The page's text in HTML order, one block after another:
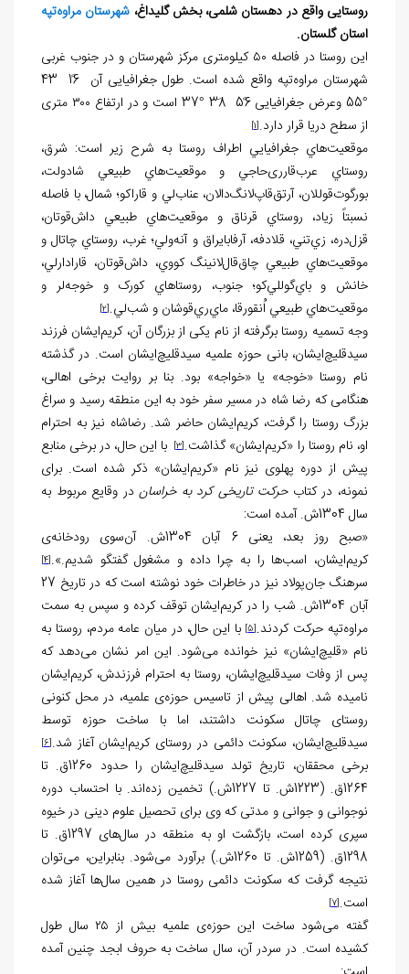
روستایی واقع در دهستان شلمی، بخش گلیداغ، شهرستان مراوه‌تپه
استان گلستان.
این روستا در فاصله ۵۰ کیلومتری مرکز شهرستان و در جنوب غربی
شهرستان مراوه‌تپه واقع شده است. طول جغرافیایی آن 16ً 43َ
°55 وعرض جغرافیایی 56ً 38َ °37 است و در ارتفاع ۳۰۰ متری
از سطح دریا قرار دارد.[1]
موقعيت‌هاي جغرافيايي اطراف روستا به شرح زير است: شرق،
روستاي عرب‌قارری‌حاجي و موقعيت‌هاي طبيعي شادولت،
بورگوت‌قوللان، آرتق‌قاپ‌لانگ‌دالان، عناب‌لي و قاراکو؛ شمال، با فاصله
نسبتاً زياد، روستاي قرناق و موقعيت‌هاي طبيعي داش‌قوتان،
قزل‌دره، زي‌تني، قلا‌دفه، آرفابايراق و آنه‌ولي؛ غرب، روستاي چاتال و
موقعيت‌هاي طبيعي چاق‌قال‌لانينگ کووي، داش‌قوتان، قارادارلي،
خانش و باي‌گوللي‌کو؛ جنوب، روستاهاي کورک و خوجه‌لر و
موقعيت‌هاي طبيعي اُنقورقا، ماي‌ري‌قوشان و شب‌لي.[2]
وجه تسمیه روستا برگرفته از نام یکی از بزرگان آن، کریم‌ایشان فرزند
سیدقلیچ‌ایشان، بانی حوزه علمیه سیدقلیچ‌ایشان است. در گذشته
نام روستا «خوجه» یا «خواجه» بود. بنا بر روایت برخی اهالی،
هنگامی که رضا شاه در مسیر سفر خود به این منطقه رسید و سراغ
بزرگ روستا را گرفت، کریم‌ایشان حاضر شد. رضاشاه نیز به احترام
او، نام روستا را «کریم‌ایشان» گذاشت.[3]
با این حال، در برخی منابع
پیش از دوره پهلوی نیز نام «کریم‌ایشان» ذکر شده است. برای
نمونه، در کتابحرکت تاریخی کرد به خراساندر وقایع مربوط به
سال 1304ش. آمده است:
«صبح روز بعد، یعنی 6 آبان 1304ش. آن‌سوی رودخانه‌ی
کریم‌ایشان، اسب‌ها را به چرا داده و مشغول گفتگو شدیم.».[4]
سرهنگ جان‌پولاد نیز در خاطرات خود نوشته است که در تاریخ 27
آبان 1304ش. شب را در کریم‌ایشان توقف کرده و سپس به سمت
مراوه‌تپه حرکت کردند.[5]
با این حال، در میان عامه مردم، روستا به
نام «قلیچ‌ایشان» نیز خوانده می‌شود. این امر نشان می‌دهد که
پس از وفات سیدقلیچ‌ایشان، روستا به احترام فرزندش، کریم‌ایشان
نامیده شد. اهالی پیش از تاسیس حوزه‌ی علمیه، در محل کنونی
روستای چاتال سکونت داشتند، اما با ساخت حوزه توسط
سیدقلیچ‌ایشان، سکونت دائمی در روستای کریم‌ایشان آغاز شد.[6]
برخی محققان، تاریخ تولد سیدقلیچ‌ایشان را حدود 1260ق. تا
1264ق. (1223ش. تا 1227ش.) تخمین زده‌اند. با احتساب دوره
نوجوانی و جوانی و مدتی که وی برای تحصیل علوم دینی در خیوه
سپری کرده است، بازگشت او به منطقه در سال‌های 1297ق. تا
1298ق. (1259ش. تا 1260ش.) برآورد می‌شود. بنابراین، می‌توان
نتیجه گرفت که سکونت دائمی روستا در همین سال‌ها آغاز شده
است.[7]
گفته می‌شود ساخت این حوزه‌ی علمیه بیش از ۲۵ سال طول
کشیده است. در سردر آن، سال ساخت به حروف ابجد چنین آمده